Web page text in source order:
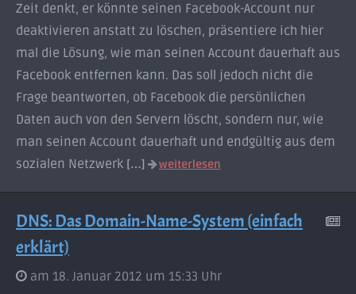
Zeit denkt, er könnte seinen Facebook-Account nur
deaktivieren anstatt zu löschen, präsentiere ich hier
mal die Lösung, wie man seinen Account dauerhaft aus
Facebook entfernen kann. Das soll jedoch nicht die
Frage beantworten, ob Facebook die persönlichen
Daten auch von den Servern löscht, sondern nur, wie
man seinen Account dauerhaft und endgültig aus dem
sozialen Netzwerk […] weiterlesen
DNS: Das Domain-Name-System (einfach
erklärt)
am 18. Januar 2012 um 15:33 Uhr